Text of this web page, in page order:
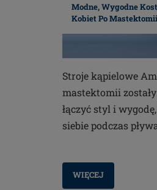
Modne, Wygodne
Kobiet Po Mastektomii
Stroje kąpielowe
mastektomii
łączyć styl i
siebie podczas
WIĘCEJ